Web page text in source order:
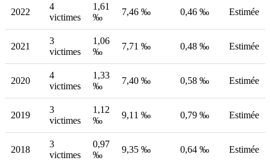
2022
4
victimes
1,61
‰
7,46 ‰ 0,46 ‰ Estimée
2021
3
victimes
1,06
‰
7,71 ‰ 0,48 ‰ Estimée
2020
4
victimes
1,33
‰
7,40 ‰ 0,58 ‰ Estimée
2019
3
victimes
1,12
‰
9,11 ‰ 0,79 ‰ Estimée
2018
3
victimes
0,97
‰
9,35 ‰ 0,64 ‰ Estimée